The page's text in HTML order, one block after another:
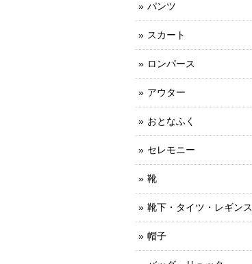
パンツ
スカート
ロンパース
アウター
おとなふく
セレモニー
靴
靴下・タイツ・レギンス
帽子